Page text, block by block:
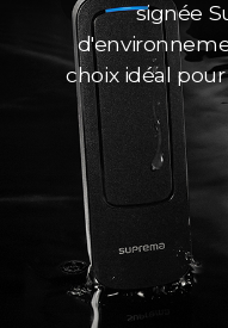
signée
choix idéal